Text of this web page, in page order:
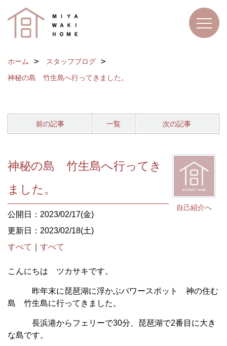
ホーム
スタッフブログ
神秘の島 竹生島へ行ってきました。
前の記事 一覧 次の記事
自己紹介へ
神秘の島 竹生島へ行ってき
ました。
公開日：2023/02/17(金)
更新日：2023/02/18(土)
すべて
すべて
こんにちは ツカサキです。
昨年末に琵琶湖に浮かぶパワースポット 神の住む
島 竹生島に行ってきました。
長浜港からフェリーで30分、琵琶湖で2番目に大き
な島です。